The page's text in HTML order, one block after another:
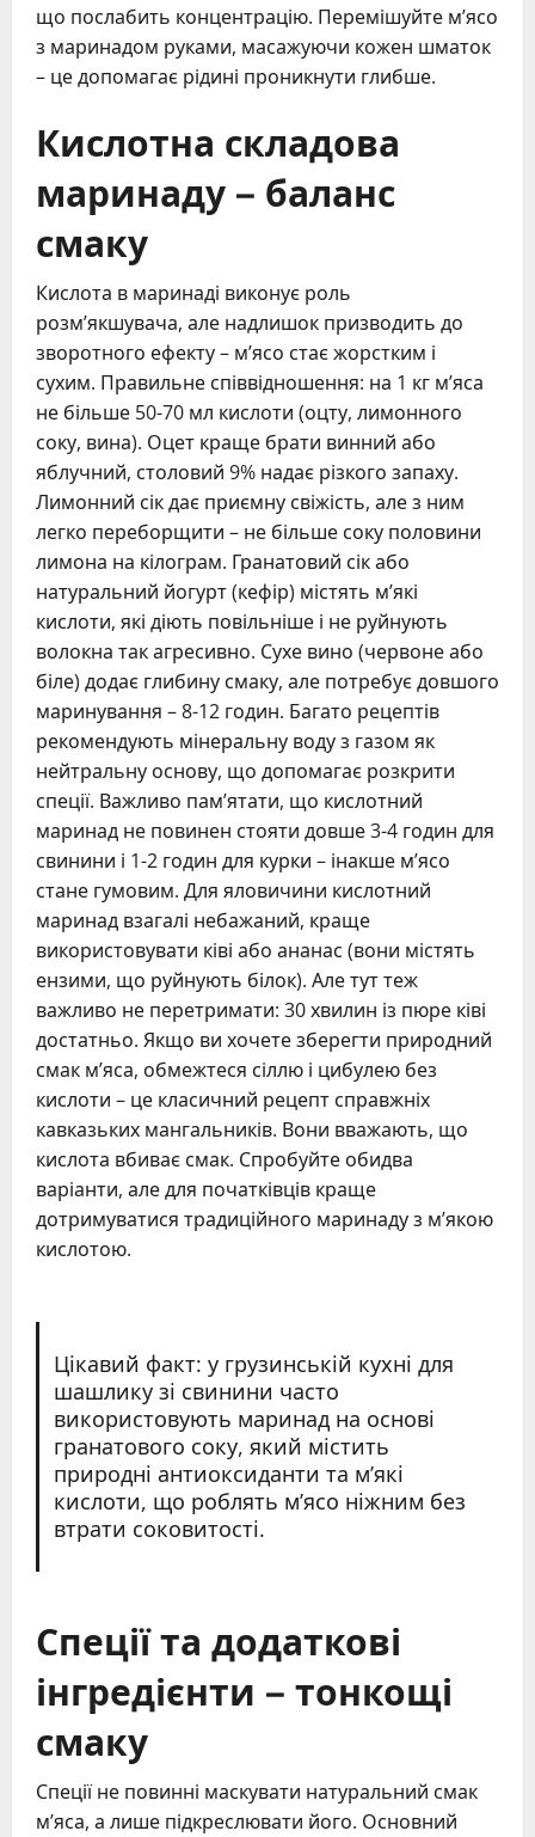
що послабить концентрацію. Перемішуйте м’ясо
з маринадом руками, масажуючи кожен шматок
– це допомагає рідині проникнути глибше.
Кислотна складова
маринаду – баланс
смаку
Кислота в маринаді виконує роль
розм’якшувача, але надлишок призводить до
зворотного ефекту – м’ясо стає жорстким і
сухим. Правильне співвідношення: на 1 кг м’яса
не більше 50-70 мл кислоти (оцту, лимонного
соку, вина). Оцет краще брати винний або
яблучний, столовий 9% надає різкого запаху.
Лимонний сік дає приємну свіжість, але з ним
легко переборщити – не більше соку половини
лимона на кілограм. Гранатовий сік або
натуральний йогурт (кефір) містять м’які
кислоти, які діють повільніше і не руйнують
волокна так агресивно. Сухе вино (червоне або
біле) додає глибину смаку, але потребує довшого
маринування – 8-12 годин. Багато рецептів
рекомендують мінеральну воду з газом як
нейтральну основу, що допомагає розкрити
спеції. Важливо пам’ятати, що кислотний
маринад не повинен стояти довше 3-4 годин для
свинини і 1-2 годин для курки – інакше м’ясо
стане гумовим. Для яловичини кислотний
маринад взагалі небажаний, краще
використовувати ківі або ананас (вони містять
ензими, що руйнують білок). Але тут теж
важливо не перетримати: 30 хвилин із пюре ківі
достатньо. Якщо ви хочете зберегти природний
смак м’яса, обмежтеся сіллю і цибулею без
кислоти – це класичний рецепт справжніх
кавказьких мангальників. Вони вважають, що
кислота вбиває смак. Спробуйте обидва
варіанти, але для початківців краще
дотримуватися традиційного маринаду з м’якою
кислотою.
Цікавий факт: у грузинській кухні для
шашлику зі свинини часто
використовують маринад на основі
гранатового соку, який містить
природні антиоксиданти та м’які
кислоти, що роблять м’ясо ніжним без
втрати соковитості.
Спеції та додаткові
інгредієнти – тонкощі
смаку
Спеції не повинні маскувати натуральний смак
м’яса, а лише підкреслювати його. Основний